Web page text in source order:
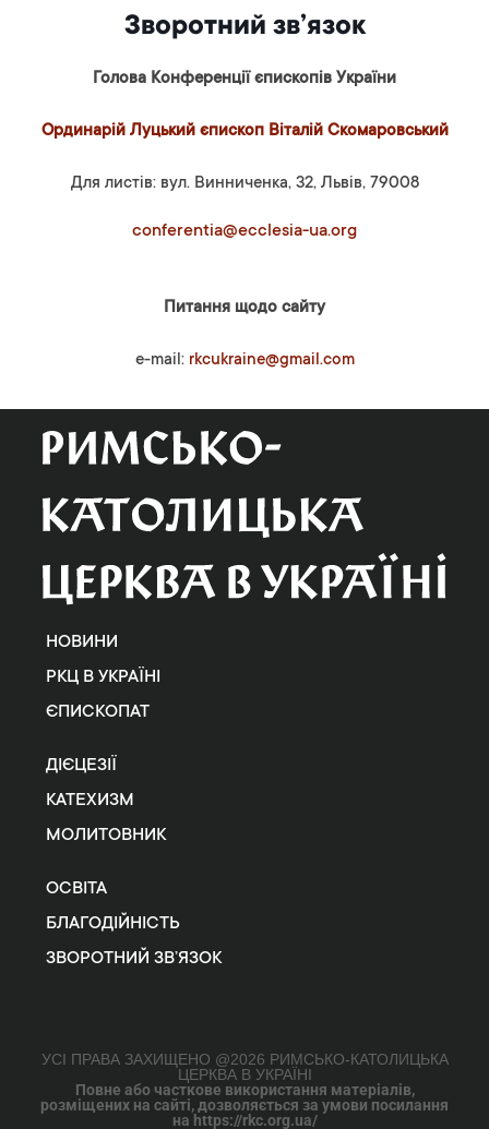
Зворотний зв’язок
Голова Конференції єпископів України
Ординарій Луцький єпископ Віталій Скомаровський
Для листів: вул. Винниченка, 32, Львів, 79008
conferentia@ecclesia-ua.org
Питання щодо сайту
e-mail: rkcukraine@gmail.com
НОВИНИ
РКЦ В УКРАЇНІ
ЄПИСКОПАТ
ДІЄЦЕЗІЇ
КАТЕХИЗМ
МОЛИТОВНИК
ОСВІТА
БЛАГОДІЙНІСТЬ
ЗВОРОТНИЙ ЗВ’ЯЗОК
УСІ ПРАВА ЗАХИЩЕНО @2026 РИМСЬКО-КАТОЛИЦЬКА
ЦЕРКВА В УКРАЇНІ
Повне або часткове використання матеріалів,
розміщених на сайті, дозволяється за умови посилання
на https://rkc.org.ua/